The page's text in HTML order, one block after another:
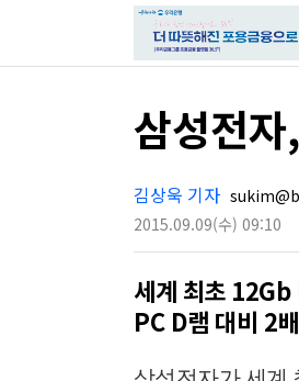
삼성전
김상욱 기자
2015.09.09(수) 09:10
세계 최초
PC D램 대비 2